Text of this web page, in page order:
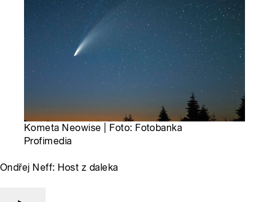
Kometa Neowise | Foto: Fotobanka
Profimedia
Ondřej Neff: Host z daleka